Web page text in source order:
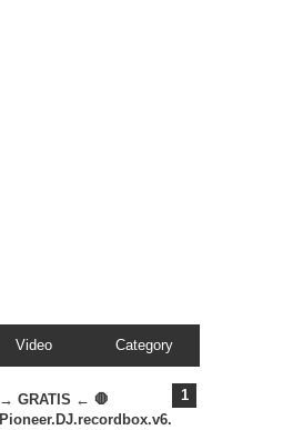
Video Category
→ GRATIS ← 🛑
Pioneer.DJ.recordbox.v6.